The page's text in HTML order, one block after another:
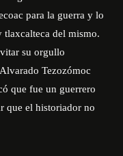
para la guerra y lo
tlaxcalteca del mismo.
su orgullo
Tezozómoc
que fue un guerrero
que el historiador no